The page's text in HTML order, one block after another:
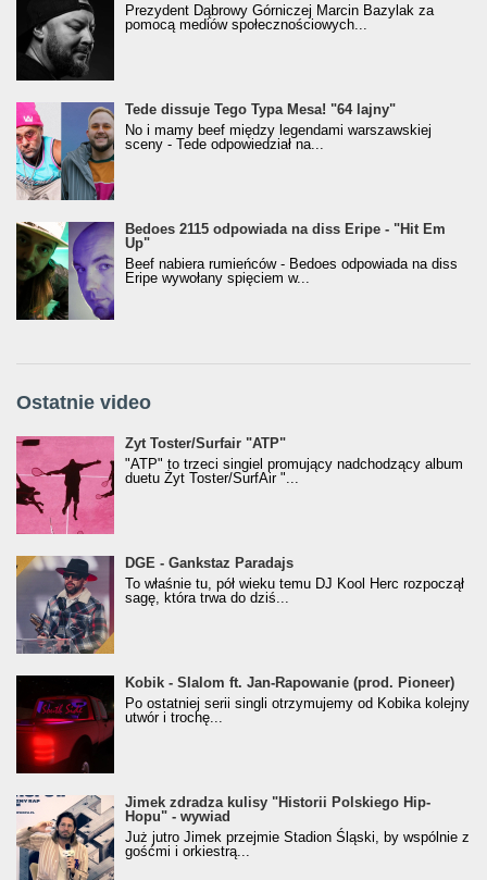
Prezydent Dąbrowy Górniczej Marcin Bazylak za
pomocą mediów społecznościowych...
Tede dissuje Tego Typa Mesa! "64 lajny"
No i mamy beef między legendami warszawskiej
sceny - Tede odpowiedział na...
Bedoes 2115 odpowiada na diss Eripe - "Hit Em
Up"
Beef nabiera rumieńców - Bedoes odpowiada na diss
Eripe wywołany spięciem w...
Ostatnie video
Żyt Toster/SurfAir - ATP VIDEO
Żyt Toster/Surfair "ATP"
"ATP" to trzeci singiel promujący nadchodzący album
duetu Żyt Toster/SurfAir "...
donGURALesko z nagrodą za
Klasyczny/Trueschoolowy Album Roku
(Popkillery 2023)
DGE - Gankstaz Paradajs
To właśnie tu, pół wieku temu DJ Kool Herc rozpoczął
sagę, która trwa do dziś...
Kobik - Slalom ft. Jan-Rapowanie (prod. Pioneer)
[Official Music Visualiser]
Kobik - Slalom ft. Jan-Rapowanie (prod. Pioneer)
Po ostatniej serii singli otrzymujemy od Kobika kolejny
utwór i trochę...
Jimek zdradza kulisy "Historii Polskiego Hip-
Hopu" - wywiad
Jimek zdradza kulisy "Historii Polskiego Hip-
Hopu" - wywiad
Już jutro Jimek przejmie Stadion Śląski, by wspólnie z
gośćmi i orkiestrą...